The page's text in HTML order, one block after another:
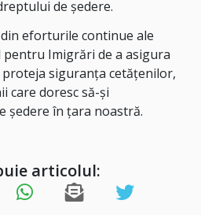
de ședere.
eforturile continue ale
Imigrări de a asigura
proteja siguranța cetățenilor,
care doresc să-și
ședere în țara noastră.
articolul: